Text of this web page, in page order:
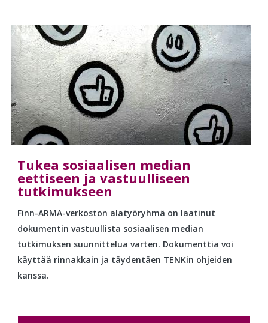
Tukea sosiaalisen median
eettiseen ja vastuulliseen
tutkimukseen
Finn-ARMA-verkoston alatyöryhmä on laatinut
dokumentin vastuullista sosiaalisen median
tutkimuksen suunnittelua varten. Dokumenttia voi
käyttää rinnakkain ja täydentäen TENKin ohjeiden
kanssa.